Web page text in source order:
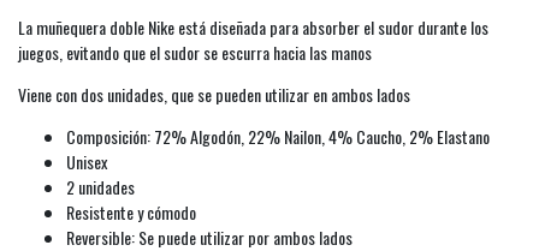
La muñequera doble Nike está diseñada para absorber el sudor durante los
juegos, evitando que el sudor se escurra hacia las manos
Viene con dos unidades, que se pueden utilizar en ambos lados
Composición: 72% Algodón, 22% Nailon, 4% Caucho, 2% Elastano
Unisex
2 unidades
Resistente y cómodo
Reversible: Se puede utilizar por ambos lados